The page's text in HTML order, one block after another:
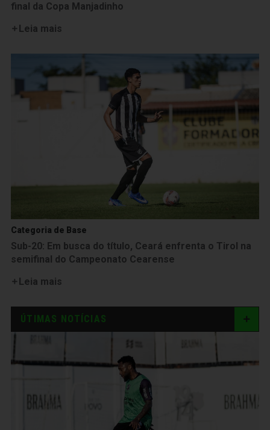
final da Copa Manjadinho
Leia mais
Categoria de Base
Sub-20: Em busca do título, Ceará enfrenta o Tirol na
semifinal do Campeonato Cearense
Leia mais
ÚTIMAS NOTÍCIAS